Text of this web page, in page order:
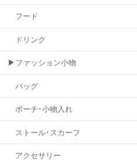
フード
ドリンク
▶ファッション小物
バッグ
ポーチ･小物入れ
ストール･スカーフ
アクセサリー